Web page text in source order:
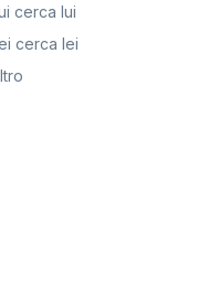
cerca lui
cerca lei